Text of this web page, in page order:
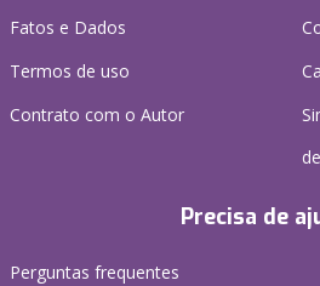
Fatos e Dados
Termos de uso
Contrato com o Autor
Precisa de
Perguntas frequentes